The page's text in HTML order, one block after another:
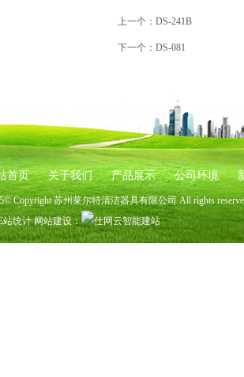
上一个： DS-241B
下一个： DS-081
首页 关于我们 产品展示 公司环境
Copyright 苏州莱尔特清洁器具有限公司 All rights
网站建设：